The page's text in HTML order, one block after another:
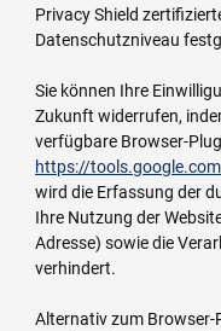
Privacy Shield
Datenschutzniveau
Sie können Ihre
Zukunft widerrufen,
verfügbare Browser-
https://
wird die Erfassung der
Ihre Nutzung der
Adresse) sowie die
verhindert.
Alternativ zum Browser-